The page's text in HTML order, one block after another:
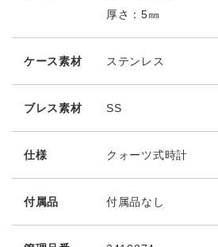
厚さ：5㎜
ケース素材 ステンレス
ブレス素材 SS
仕様 クォーツ式時計
付属品 付属品なし